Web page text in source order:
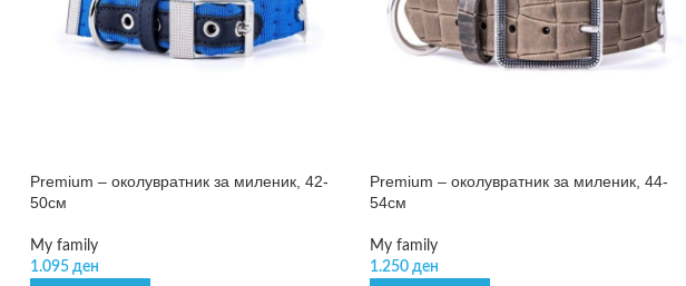
Premium – околувратник за миленик, 42-
50см
My family
1.095 ден
Premium – околувратник за миленик, 44-
54см
My family
1.250 ден